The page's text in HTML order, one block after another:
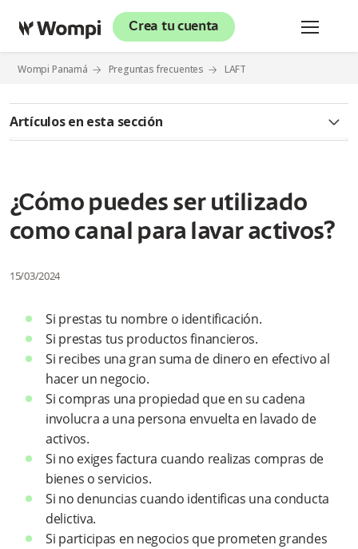
Crea tu cuenta
Wompi Panamá Preguntas frecuentes LAFT
Artículos en esta sección
¿Qué es financiación del terrorismo?
¿Cuáles son algunas de las actividades ilícitas que son fuente
¿Qué sucede si contribuimos a evitar el lavado de activos?
¿Qué consecuencias negativas puede traer haber participado
en el lavado de activos?
¿Cómo podemos decirle NO al lavado de activos?
¿Cómo puedes ser utilizado como canal para lavar activos?
Sabias que...
¿Cómo puedes ser utilizado
como canal para lavar activos?
15/03/2024
Si prestas tu nombre o identificación.
Si prestas tus productos financieros.
Si recibes una gran suma de dinero en efectivo al
hacer un negocio.
Si compras una propiedad que en su cadena
involucra a una persona envuelta en lavado de
activos.
Si no exiges factura cuando realizas compras de
bienes o servicios.
Si no denuncias cuando identificas una conducta
delictiva.
Si participas en negocios que prometen grandes